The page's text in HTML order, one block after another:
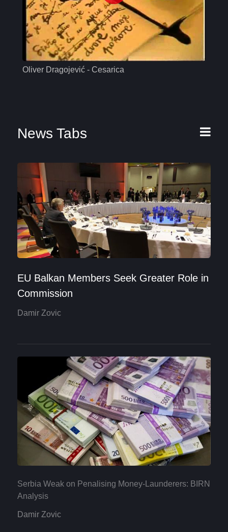
Oliver Dragojević - Cesarica
News Tabs
EU Balkan Members Seek Greater Role in
Commission
Damir Zovic
Serbia Weak on Penalising Money-Launderers: BIRN
Analysis
Damir Zovic